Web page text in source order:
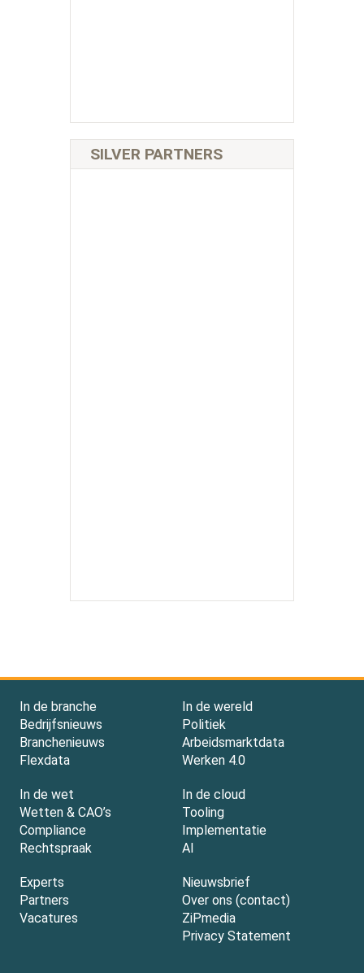
SILVER PARTNERS
In de branche
Bedrijfsnieuws
Branchenieuws
Flexdata
In de wereld
Politiek
Arbeidsmarktdata
Werken 4.0
In de wet
Wetten & CAO’s
Compliance
Rechtspraak
In de cloud
Tooling
Implementatie
AI
Experts
Partners
Vacatures
Nieuwsbrief
Over ons (contact)
ZiPmedia
Privacy Statement